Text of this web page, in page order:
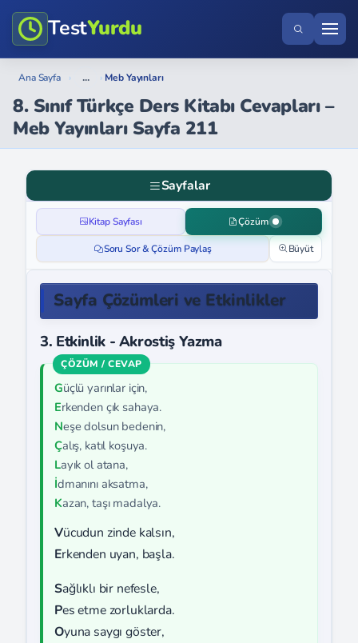
TestYurdu
Ana Sayfa › ... › Meb Yayınları
8. Sınıf Türkçe Ders Kitabı Cevapları –
Meb Yayınları Sayfa 211
Sayfalar
Kitap Sayfası Çözüm
Soru Sor & Çözüm Paylaş Büyüt
Sayfa Çözümleri ve Etkinlikler
3. Etkinlik - Akrostiş Yazma
Güçlü yarınlar için,
Erkenden çık sahaya.
Neşe dolsun bedenin,
Çalış, katıl koşuya.
Layık ol atana,
İdmanını aksatma,
Kazan, taşı madalya.
Vücudun zinde kalsın,
Erkenden uyan, başla.
Sağlıklı bir nefesle,
Pes etme zorluklarda.
Oyuna saygı göster,